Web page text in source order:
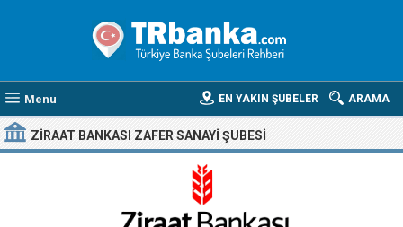
Menu ARAMA
EN YAKIN ŞUBELER
ZIRAAT BANKASI ZAFER SANAYI ŞUBESI